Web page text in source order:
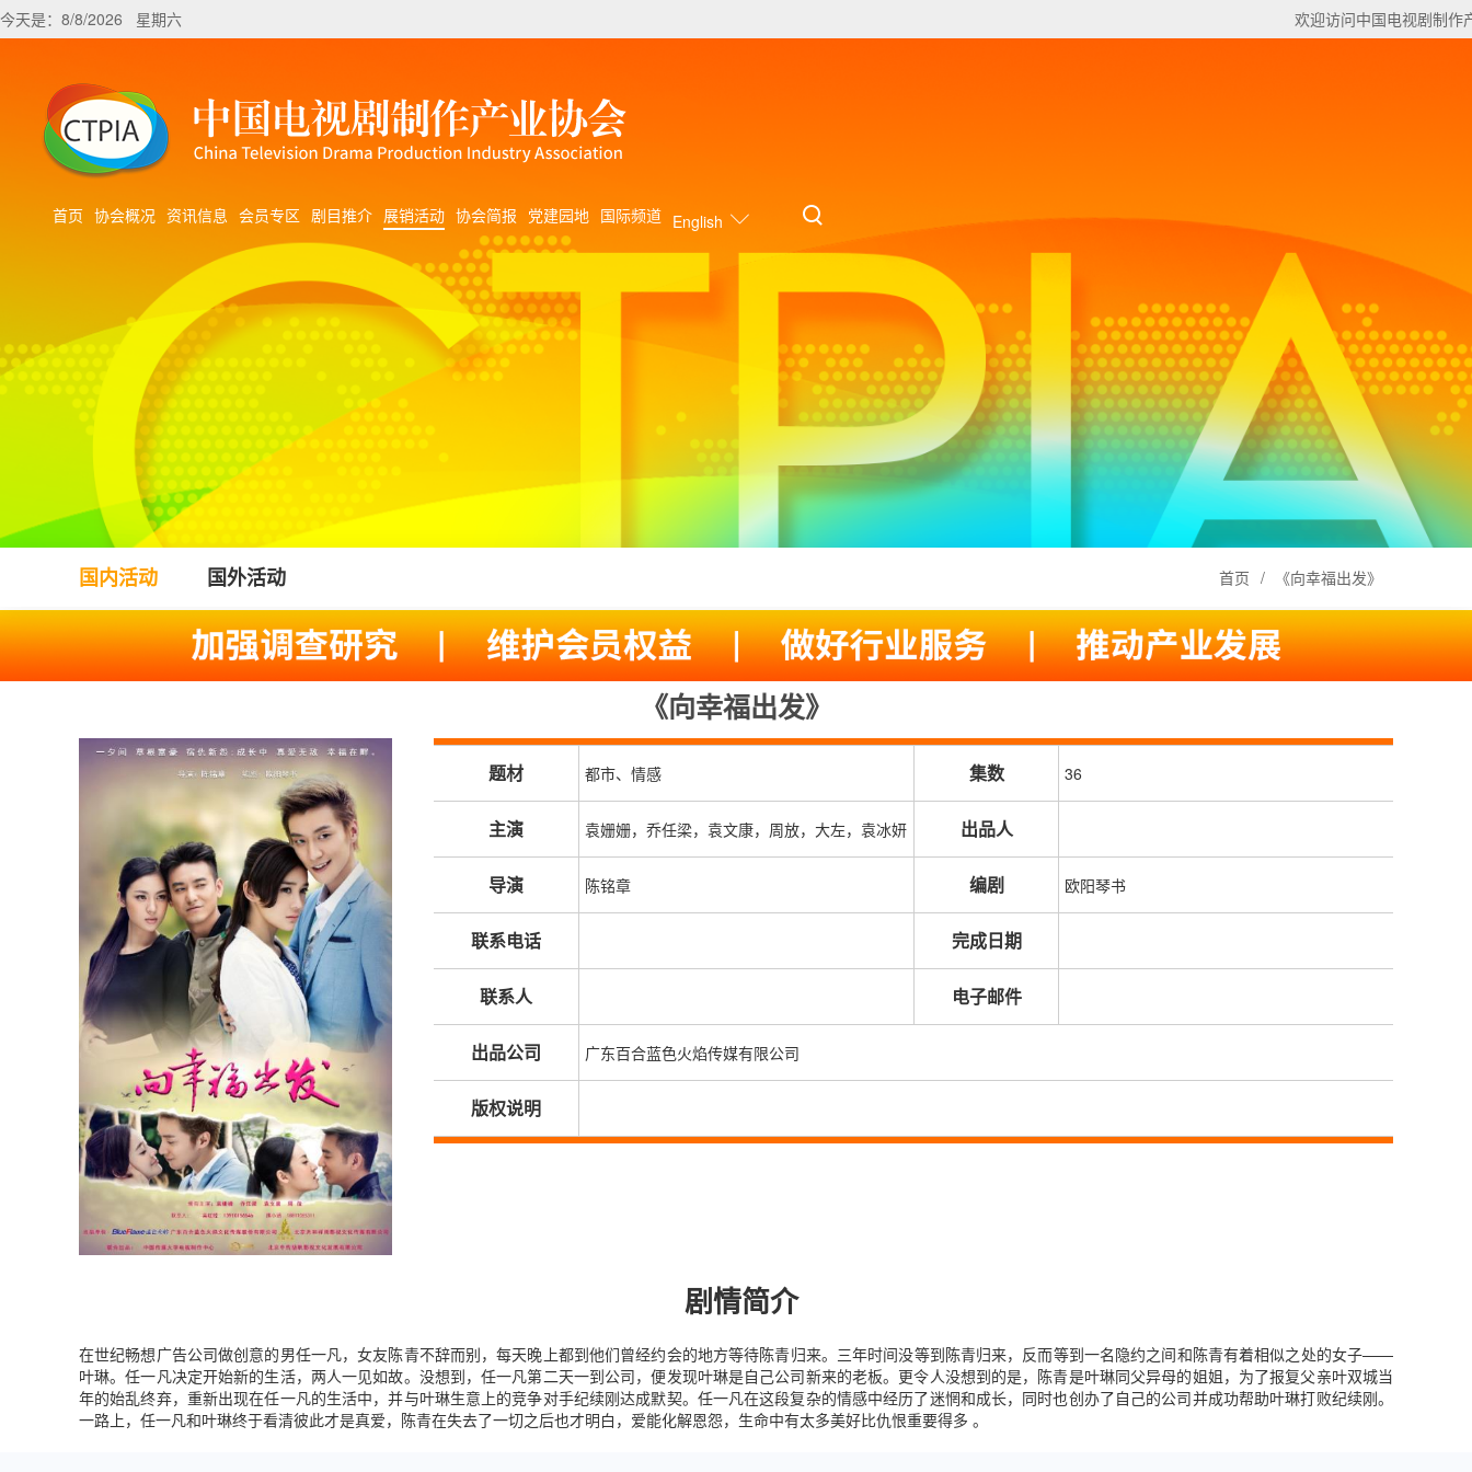
今天是：8/8/2026 星期六 欢迎访问中国电视剧制作
首页 协会概况 资讯信息 会员专区 剧目推介 展销活动 协会简报 党建园地 国际频道 English
首页 / 《向幸福出发》
国内活动 国外活动
《向幸福出发》
题材 都市、情感 集数 36
主演 袁姗姗，乔任梁，袁文康，周放，大左，袁冰妍 出品人
导演 陈铭章 编剧 欧阳琴书
联系电话 完成日期
联系人 电子邮件
出品公司 广东百合蓝色火焰传媒有限公司
版权说明
剧情简介
在世纪畅想广告公司做创意的男任一凡，女友陈青不辞而别，每天晚上都到他们曾经约会的地方等待陈青归来。三年时间没等到陈青归来，反而等到一名隐约之间和陈青有着相似之处的女子——
叶琳。任一凡决定开始新的生活，两人一见如故。没想到，任一凡第二天一到公司，便发现叶琳是自己公司新来的老板。更令人没想到的是，陈青是叶琳同父异母的姐姐，为了报复父亲叶双城当
年的始乱终弃，重新出现在任一凡的生活中，并与叶琳生意上的竞争对手纪续刚达成默契。任一凡在这段复杂的情感中经历了迷惘和成长，同时也创办了自己的公司并成功帮助叶琳打败纪续刚。
一路上，任一凡和叶琳终于看清彼此才是真爱，陈青在失去了一切之后也才明白，爱能化解恩怨，生命中有太多美好比仇恨重要得多 。